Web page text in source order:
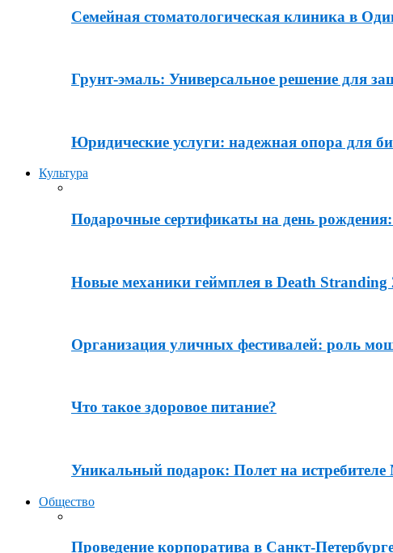
Семейная стоматологическая клиника в
Грунт-эмаль: Универсальное решение для
Юридические услуги: надежная опора для
Культура
Подарочные сертификаты на день
Новые механики геймплея в Death
Организация уличных фестивалей: роль
Что такое здоровое питание?
Уникальный подарок: Полет на
Общество
Проведение корпоратива в Санкт-